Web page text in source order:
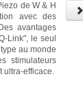
de W & H
avec des
avantages
Link", le seul
au monde
stimulateurs
efficace.